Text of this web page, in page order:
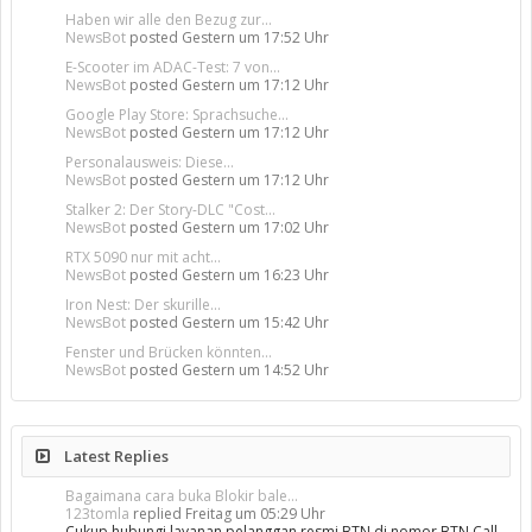
Haben wir alle den Bezug zur...
NewsBot posted Gestern um 17:52 Uhr
E-Scooter im ADAC-Test: 7 von...
NewsBot posted Gestern um 17:12 Uhr
Google Play Store: Sprachsuche...
NewsBot posted Gestern um 17:12 Uhr
Personalausweis: Diese...
NewsBot posted Gestern um 17:12 Uhr
Stalker 2: Der Story-DLC "Cost...
NewsBot posted Gestern um 17:02 Uhr
RTX 5090 nur mit acht...
NewsBot posted Gestern um 16:23 Uhr
Iron Nest: Der skurille...
NewsBot posted Gestern um 15:42 Uhr
Fenster und Brücken könnten...
NewsBot posted Gestern um 14:52 Uhr
Latest Replies
Bagaimana cara buka Blokir bale...
123tomla replied Freitag um 05:29 Uhr